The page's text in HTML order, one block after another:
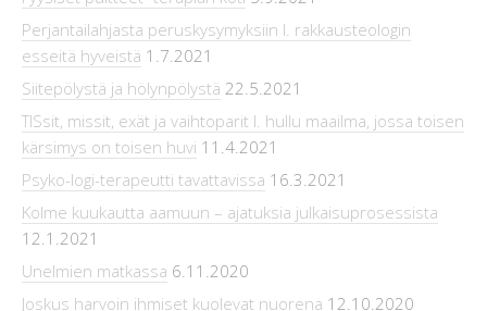
Perjantailahjasta peruskysymyksiin l. rakkausteologin
esseitä hyveistä 1.7.2021
Siitepölystä ja hölynpölystä 22.5.2021
TISsit, missit, exät ja vaihtoparit l. hullu maailma, jossa toisen
kärsimys on toisen huvi 11.4.2021
Psyko-logi-terapeutti tavattavissa 16.3.2021
Kolme kuukautta aamuun – ajatuksia julkaisuprosessista
12.1.2021
Unelmien matkassa 6.11.2020
Joskus harvoin ihmiset kuolevat nuorena 12.10.2020